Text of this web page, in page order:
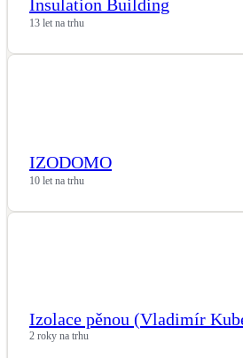
Insulation Building
13 let na trhu
IZODOMO
10 let na trhu
Izolace pěnou (Vladimír
2 roky na trhu